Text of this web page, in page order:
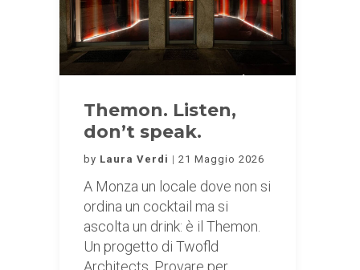
Themon. Listen,
don’t speak.
by Laura Verdi 21 Maggio 2026
A Monza un locale dove non si
ordina un cocktail ma si
ascolta un drink: è il Themon.
Un progetto di Twofld